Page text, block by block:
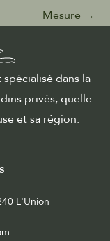
Mesure →
spécialisé dans la
privés, quelle
et sa région.
L'Union